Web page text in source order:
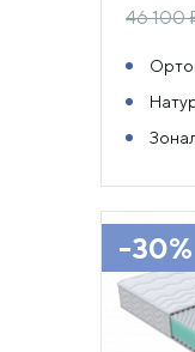
46 100
-30%